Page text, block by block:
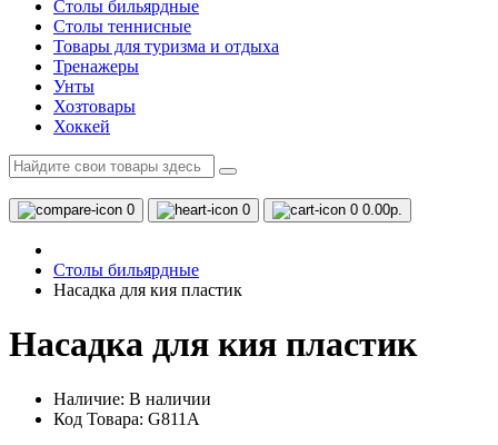
Столы бильярдные
Столы теннисные
Товары для туризма и отдыха
Тренажеры
Унты
Хозтовары
Хоккей
0 0 0 0.00р.
Столы бильярдные
Насадка для кия пластик
Насадка для кия пластик
Наличие: В наличии
Код Товара: G811A